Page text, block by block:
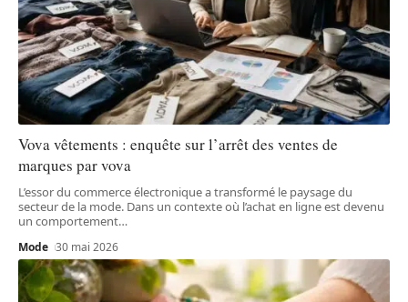
Vova vêtements : enquête sur l’arrêt des ventes de
marques par vova
L’essor du commerce électronique a transformé le paysage du
secteur de la mode. Dans un contexte où l’achat en ligne est devenu
un comportement…
Mode 30 mai 2026